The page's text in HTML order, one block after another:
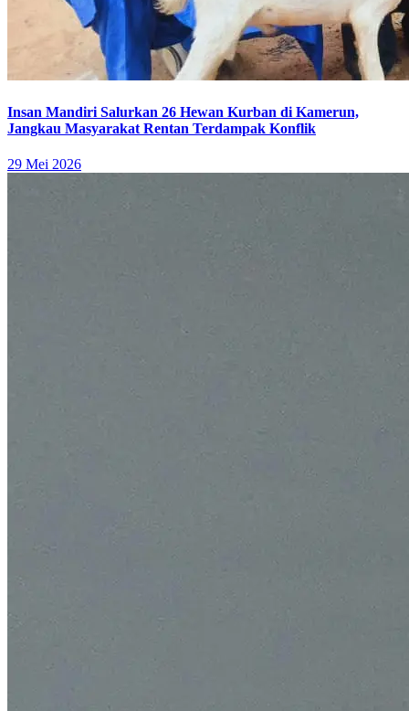
Insan Mandiri Salurkan 26 Hewan Kurban di Kamerun,
Jangkau Masyarakat Rentan Terdampak Konflik
29 Mei 2026